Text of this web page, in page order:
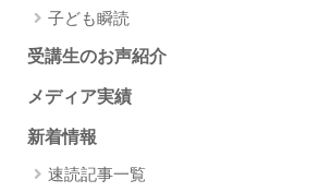
子ども瞬読
受講生のお声紹介
メディア実績
新着情報
速読記事一覧